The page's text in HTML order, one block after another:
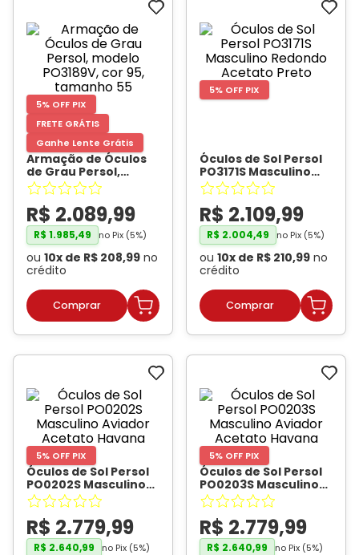
Ban
Todas
Marcas
Exclusivas
Dii
Collection
Hit
DNZ
Ono
Todas
Exclusivas
Polaroid
Vogue
Todas
Marcas
Marcas
Exclusivas
Dii
Collection
DNZ
Hit
Ono
Totas
Exclusivas
Todas
Marcas
Exclusivas
Dii
Collection
DNZ
Hit
Ono
Todas
Exclusivas
Unissex
Marcas
Exclusivas
Dii
Collection
DNZ
Hit
Ono
5% OFF PIX
FRETE GRÁTIS
Ganhe Lente Grátis
Armação de Óculos
de Grau Persol,
modelo PO3189V, cor
95, tamanho 55
PERSOL
R$ 2.089,99
R$ 1.985,49 no Pix (5%)
ou 10x de R$ 208,99 no
crédito
5% OFF PIX
Óculos de Sol Persol
PO3171S Masculino
Redondo Acetato
Preto- PERSOL
R$ 2.109,99
R$ 2.004,49 no Pix (5%)
ou 10x de R$ 210,99 no
crédito
5% OFF PIX
Óculos de Sol Persol
PO0202S Masculino
Aviador Acetato
Havana - PERSOL
R$ 2.779,99
R$ 2.640,99 no Pix (5%)
5% OFF PIX
Óculos de Sol Persol
PO0203S Masculino
Aviador Acetato
Havana - PERSOL
R$ 2.779,99
R$ 2.640,99 no Pix (5%)